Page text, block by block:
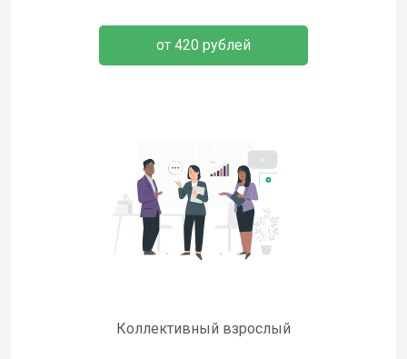
от 420 рублей
Коллективный взрослый